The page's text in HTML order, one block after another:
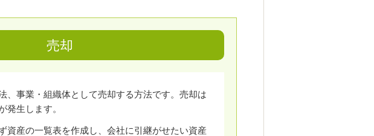
売却
、事業・組織体として売却する方法です。売却は
発生します。
資産の一覧表を作成し、会社に引継がせたい資産